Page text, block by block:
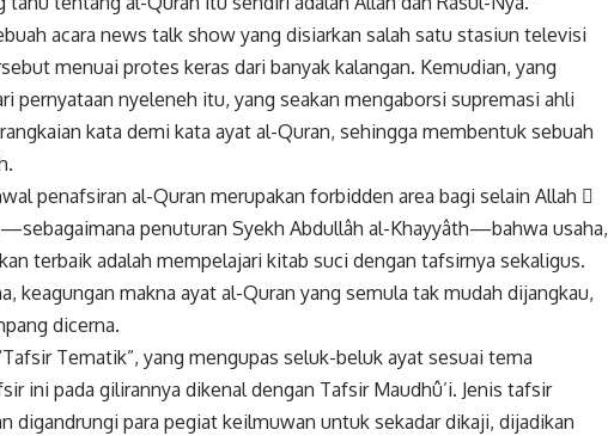
acara news talk show yang disiarkan salah satu stasiun televisi
menuai protes keras dari banyak kalangan. Kemudian, yang
pernyataan nyeleneh itu, yang seakan mengaborsi supremasi ahli
kata demi kata ayat al-Quran, sehingga membentuk sebuah
penafsiran al-Quran merupakan forbidden area bagi selain Allah 
penuturan Syekh Abdullâh al-Khayyâth—bahwa usaha,
terbaik adalah mempelajari kitab suci dengan tafsirnya sekaligus.
keagungan makna ayat al-Quran yang semula tak mudah dijangkau,
dicerna.
Tematik”, yang mengupas seluk-beluk ayat sesuai tema
ini pada gilirannya dikenal dengan Tafsir Maudhû’i. Jenis tafsir
digandrungi para pegiat keilmuwan untuk sekadar dikaji, dijadikan